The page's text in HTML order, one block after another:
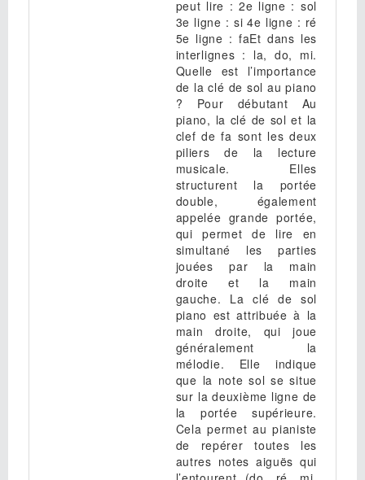
peut lire : 2e ligne : sol
3e ligne : si 4e ligne : ré
5e ligne : faEt dans les
interlignes : la, do, mi.
Quelle est l’importance
de la clé de sol au piano
? Pour débutant Au
piano, la clé de sol et la
clef de fa sont les deux
piliers de la lecture
musicale. Elles
structurent la portée
double, également
appelée grande portée,
qui permet de lire en
simultané les parties
jouées par la main
droite et la main
gauche. La clé de sol
piano est attribuée à la
main droite, qui joue
généralement la
mélodie. Elle indique
que la note sol se situe
sur la deuxième ligne de
la portée supérieure.
Cela permet au pianiste
de repérer toutes les
autres notes aiguës qui